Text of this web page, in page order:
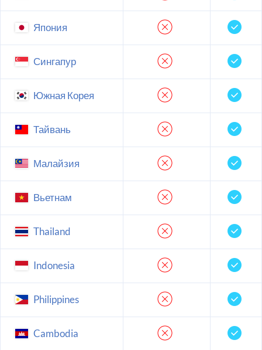
Япония
Сингапур
Южная Корея
Тайвань
Малайзия
Вьетнам
Thailand
Indonesia
Philippines
Cambodia